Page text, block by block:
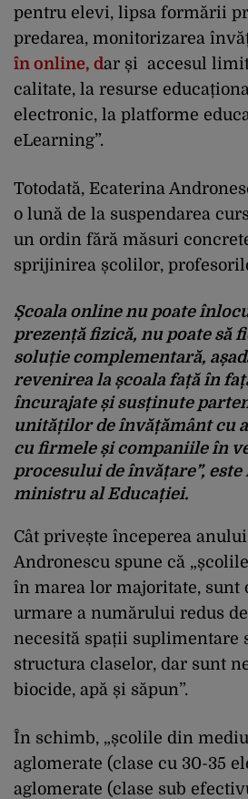
pentru elevi, lipsa formării
predarea, monitorizarea
în online, dar și accesul
calitate, la resurse
electronic, la platforme
eLearning”.
Totodată, Ecaterina
o lună de la suspendarea
un ordin fără măsuri
sprijinirea școlilor,
Școala online nu poate
prezență fizică, nu poate să
soluție complementară,
revenirea la școala față în
încurajate și susținute
unităților de învățământ cu
cu firmele și companiile în
procesului de învățare”,
ministru al Educației.
Cât privește începerea
Andronescu spune că
în marea lor majoritate, sunt
urmare a numărului redus
necesită spații suplimentare
structura claselor, dar sunt
biocide, apă și săpun”.
În schimb, „școlile din
aglomerate (clase cu 30-35
aglomerate (clase sub